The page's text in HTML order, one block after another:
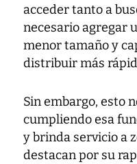
acceder tanto a
necesario agregar
menor tamaño y
distribuir más
Sin embargo, esto
cumpliendo esa
y brinda servicio a
destacan por su